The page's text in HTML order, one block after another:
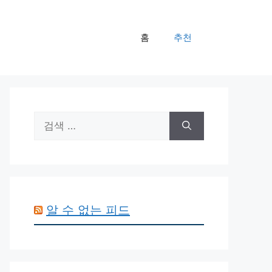
홈 추천
색:
알 수 없는 피드